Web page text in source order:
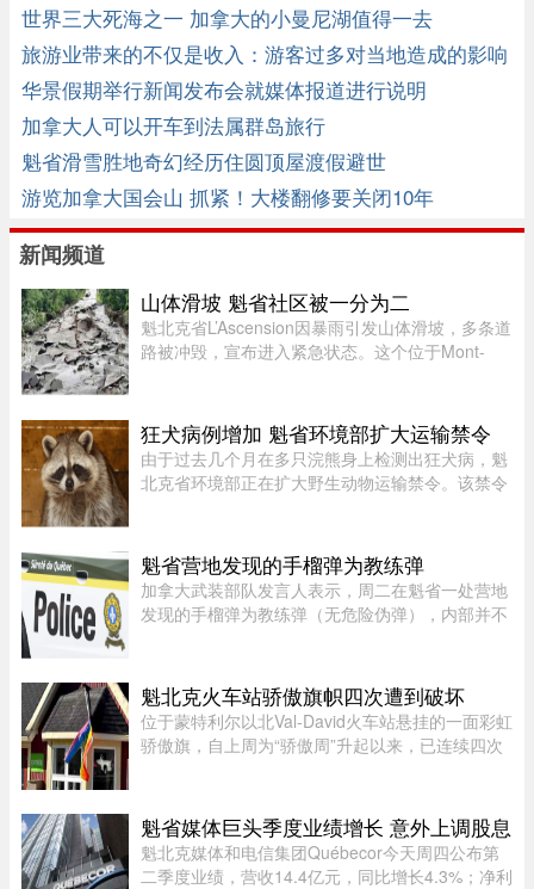
世界三大死海之一 加拿大的小曼尼湖值得一去
旅游业带来的不仅是收入：游客过多对当地造成的影响
华景假期举行新闻发布会就媒体报道进行说明
加拿大人可以开车到法属群岛旅行
魁省滑雪胜地奇幻经历住圆顶屋渡假避世
游览加拿大国会山 抓紧！大楼翻修要关闭10年
新闻频道
山体滑坡 魁省社区被一分为二
魁北克省L’Ascension因暴雨引发山体滑坡，多条道
路被冲毁，宣布进入紧急状态。这个位于Mont-
至周一下午，降雨量超过1 ...
狂犬病例增加 魁省环境部扩大运输禁令
由于过去几个月在多只浣熊身上检测出狂犬病，魁
北克省环境部正在扩大野生动物运输禁令。该禁令
五起延伸至 Centre-du- ...
魁省营地发现的手榴弹为教练弹
加拿大武装部队发言人表示，周二在魁省一处营地
发现的手榴弹为教练弹（无危险伪弹），内部并不
其运往 Valcartier 军事 ...
魁北克火车站骄傲旗帜四次遭到破坏
位于蒙特利尔以北Val-David火车站悬挂的一面彩虹
骄傲旗，自上周为“骄傲周”升起以来，已连续四次
月5日还加装了监控摄像头 ...
魁省媒体巨头季度业绩增长 意外上调股息
魁北克媒体和电信集团Québecor今天周四公布第
二季度业绩，营收14.4亿元，同比增长4.3%；净利